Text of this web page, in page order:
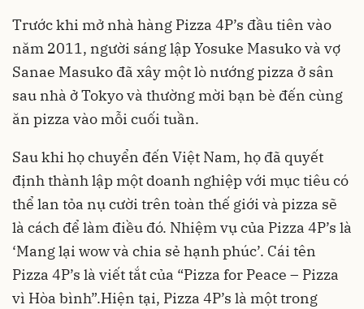
Trước khi mở nhà hàng Pizza 4P’s đầu tiên vào
năm 2011, người sáng lập Yosuke Masuko và vợ
Sanae Masuko đã xây một lò nướng pizza ở sân
sau nhà ở Tokyo và thường mời bạn bè đến cùng
ăn pizza vào mỗi cuối tuần.
Sau khi họ chuyển đến Việt Nam, họ đã quyết
định thành lập một doanh nghiệpvới mục tiêu có
thể lan tỏa nụ cười trên toàn thế giới và pizza sẽ
là cách để làm điều đó. Nhiệm vụ của Pizza 4P’s là
‘Mang lại wow và chia sẻ hạnh phúc’. Cái tên
Pizza 4P’s là viết tắt của “Pizza for Peace – Pizza
vì Hòa bình”.Hiện tại, Pizza 4P’s là một trong